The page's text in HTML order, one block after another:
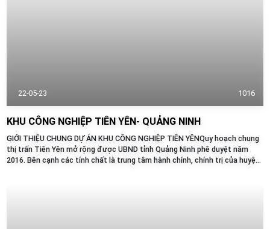
22-05-23 1016
KHU CÔNG NGHIỆP TIÊN YÊN- QUẢNG NINH
GIỚI THIỆU CHUNG DỰ ÁN KHU CÔNG NGHIỆP TIÊN YÊNQuy hoạch chung
thị trấn Tiên Yên mở rộng được UBND tỉnh Quảng Ninh phê duyệt năm
2016. Bên cạnh các tính chất là trung tâm hành chính, chính trị của huyện,